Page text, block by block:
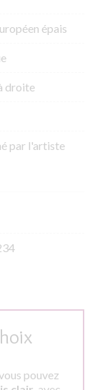
épais
droite
par l'artiste
pouvez